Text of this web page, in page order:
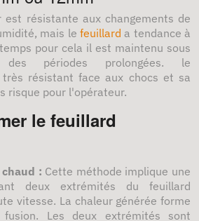
est résistante aux changements de
mais le feuillard a tendance à
pour cela il est maintenu sous
périodes prolongées. le
résistant face aux chocs et sa
risque pour l'opérateur.
le feuillard
: Cette méthode implique une
deux extrémités du feuillard
vitesse. La chaleur générée forme
Les deux extrémités sont